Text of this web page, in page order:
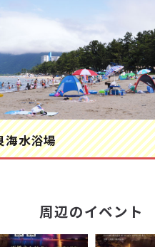
海水浴場
周辺のイベント